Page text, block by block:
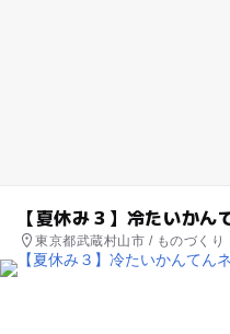
【夏休み３】冷たいか
東京都武蔵村山市 / ものづくり